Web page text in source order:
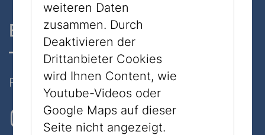
Ein Museum, zwei Standorte
– nur 7 Minuten zu Fuß
Folgen Sie uns auf Social Media
weiteren Daten
zusammen. Durch
Deaktivieren der
Drittanbieter Cookies
wird Ihnen Content, wie
Youtube-Videos oder
Google Maps auf dieser
Seite nicht angezeigt.